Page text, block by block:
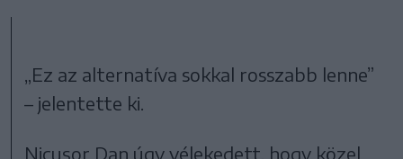
„Ez az alternatíva sokkal rosszabb lenne”
– jelentette ki.
Nicușor Dan úgy vélekedett, hogy közel